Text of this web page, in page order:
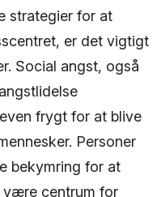
strategier for at
er det vigtigt
Social angst, også
frygt for at blive
Personer
bekymring for at
være centrum for